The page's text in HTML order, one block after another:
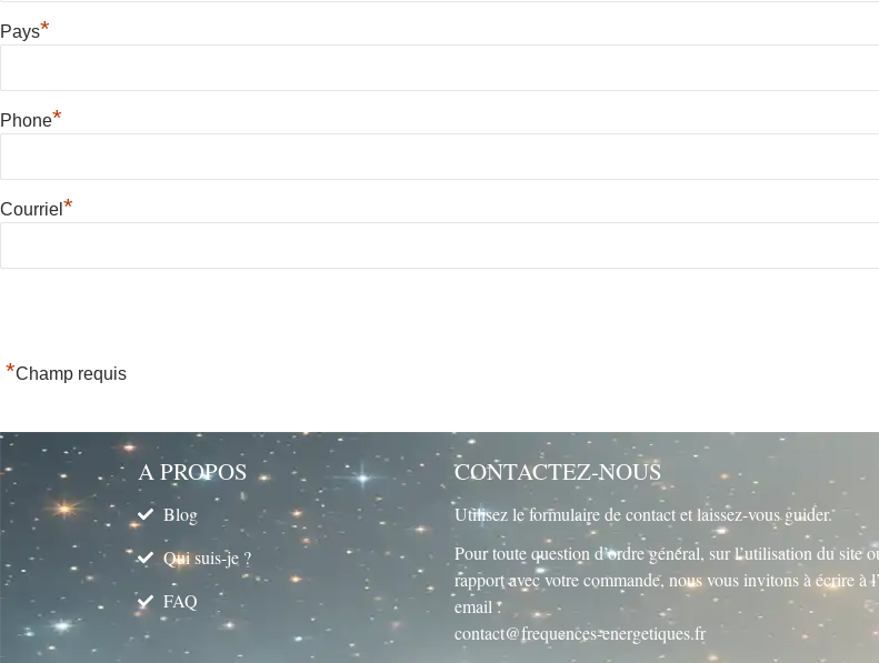
Pays*
Phone*
Courriel *
*Champ requis
A PROPOS
Blog
Qui suis-je ?
FAQ
CONTACTEZ-NOUS
Utilisez leformulaire de contactet laissez-vous guider.
Pour toute question d’ordre général, sur l’utilisation du site
rapport avec votre commande, nous vous invitons à écrire à
email :
contact@frequences-energetiques.fr